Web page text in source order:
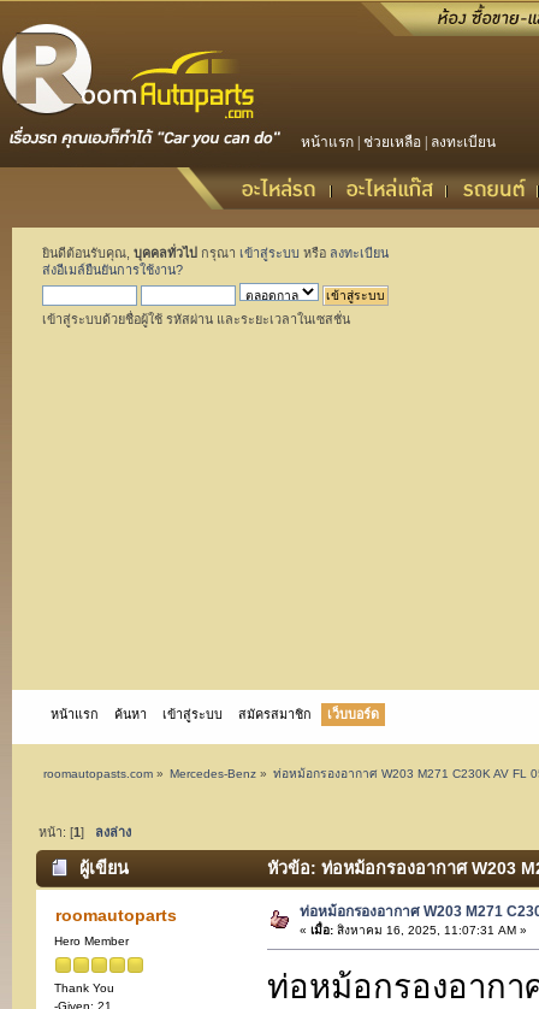
หน้าแรก ช่วยเหลือ ลงทะเบียน
ยินดีต้อนรับคุณ, บุคคลทั่วไป กรุณา เข้าสู่ระบบ หรือ ลงทะเบียน
ส่งอีเมล์ยืนยันการใช้งาน?
เข้าสู่ระบบด้วยชื่อผู้ใช้ รหัสผ่าน และระยะเวลาในเซสชั่น
หน้าแรก ค้นหา เข้าสู่ระบบ สมัครสมาชิก เว็บบอร์ด
roomautopasts.com» Mercedes-Benz» ท่อหม้อกรองอากาศ W203 M271 C230K AV FL
หน้า: [1] ลงล่าง
ผู้เขียน หัวข้อ: ท่อหม้อกรองอากาศ W203
roomautoparts
Hero Member
Thank You
-Given: 21
ท่อหม้อกรองอากาศ W203 M271
« เมื่อ:สิงหาคม 16, 2025, 11:07:31 AM »
ท่อหม้อกรองอากา